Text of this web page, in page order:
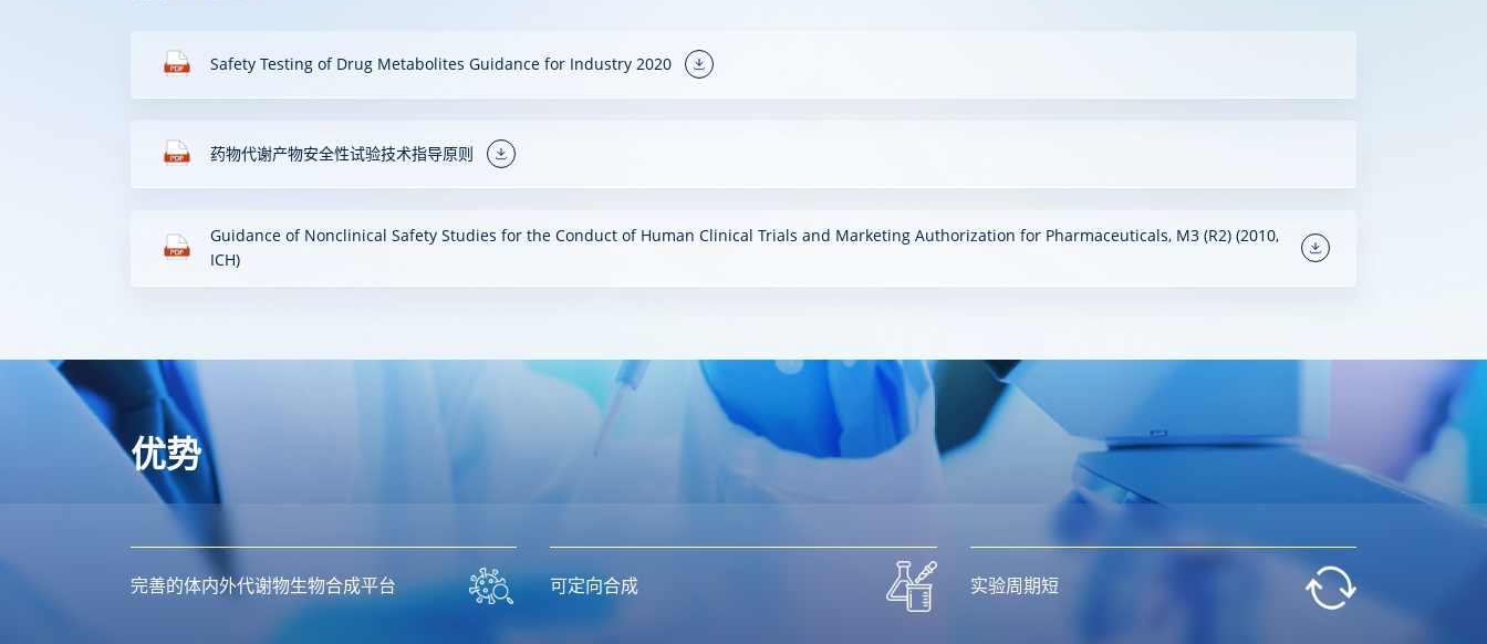
Safety Testing of Drug Metabolites Guidance for Industry 2020
药物代谢产物安全性试验技术指导原则
Guidance of Nonclinical Safety Studies for the Conduct of Human Clinical Trials and Marketing Authorization for Pharmaceuticals, M3 (R2) (2010,
ICH)
优势
完善的体内外代谢物生物合成平台 可定向合成 实验周期短